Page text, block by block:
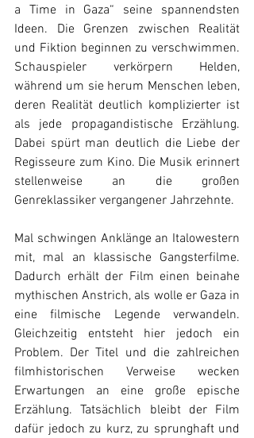
a Time in Gaza“ seine spannendsten
Ideen. Die Grenzen zwischen Realität
und Fiktion beginnen zu verschwimmen.
Schauspieler verkörpern Helden,
während um sie herum Menschen leben,
deren Realität deutlich komplizierter ist
als jede propagandistische Erzählung.
Dabei spürt man deutlich die Liebe der
Regisseure zum Kino. Die Musik erinnert
stellenweise an die großen
Genreklassiker vergangener Jahrzehnte.
Mal schwingen Anklänge an Italowestern
mit, mal an klassische Gangsterfilme.
Dadurch erhält der Film einen beinahe
mythischen Anstrich, als wolle er Gaza in
eine filmische Legende verwandeln.
Gleichzeitig entsteht hier jedoch ein
Problem. Der Titel und die zahlreichen
filmhistorischen Verweise wecken
Erwartungen an eine große epische
Erzählung. Tatsächlich bleibt der Film
dafür jedoch zu kurz, zu sprunghaft und